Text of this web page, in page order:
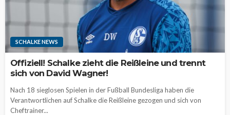
SCHALKE NEWS
Offiziell! Schalke zieht die Reißleine und trennt
sich von David Wagner!
Nach 18 sieglosen Spielen in der Fußball Bundesliga haben die
Verantwortlichen auf Schalke die Reißleine gezogen und sich von
Cheftrainer...